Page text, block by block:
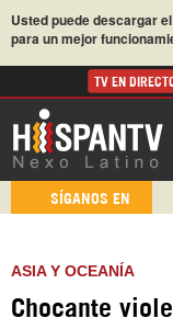
Usted puede descargar
para un mejor
TV EN
SÍGANOS EN
ASIA Y OCEANÍA
Chocante